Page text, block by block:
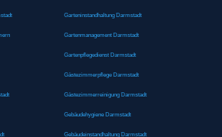
Garteninstandhaltung Darmstadt
Gartenmanagement Darmstadt
Gartenpflegedienst Darmstadt
Gästezimmerpflege Darmstadt
Gästezimmerreinigung Darmstadt
Gebäudehygiene Darmstadt
Gebäudeinstandhaltung Darmstadt